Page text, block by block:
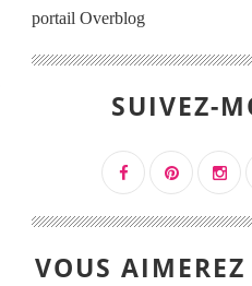
portail Overblog
SUIVEZ-
VOUS